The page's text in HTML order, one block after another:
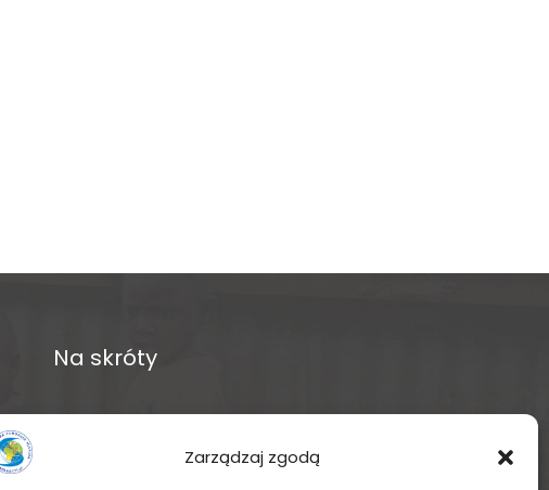
Zarządzaj zgodą
Na skróty
O fundacji